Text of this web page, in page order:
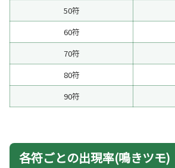
50符
60符
70符
80符
90符
各符ごとの出現率(鳴きツモ)